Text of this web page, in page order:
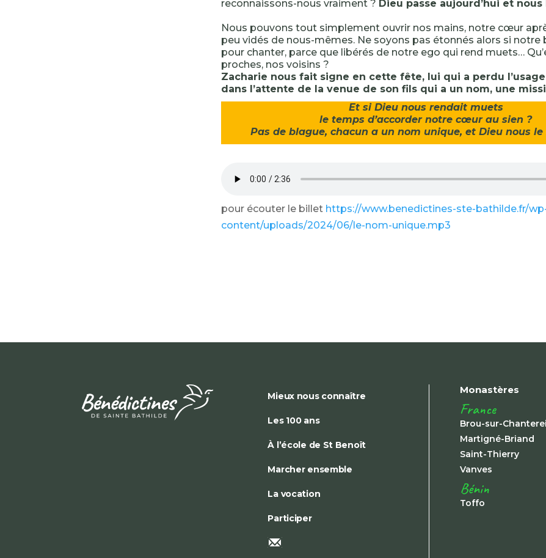
reconnaissons-nous vraiment ? Dieu passe aujourd’hui et
Nous pouvons tout simplement ouvrir nos mains, notre cœur
peu vidés de nous-mêmes. Ne soyons pas étonnés alors si notre
pour chanter, parce que libérés de notre ego qui rend muets…
proches, nos voisins ?
Zacharie nous fait signe en cette fête, lui qui a perdu
dans l’attente de la venue de son fils qui a un nom, une
Et si Dieu nous rendait muets
le temps d’accorder notre cœur au sien ?
Pas de blague, chacun a un nom unique, et Dieu nous
pour écouter le billet https://www.benedictines-ste-bathilde.fr/
content/uploads/2024/06/le-nom-unique.mp3
Mieux nous connaître
Les 100 ans
À l’école de St Benoît
Marcher ensemble
La vocation
Participer
Monastères
France
Brou-sur-
Martigné-Briand
Saint-Thierry
Vanves
Bénin
Toffo